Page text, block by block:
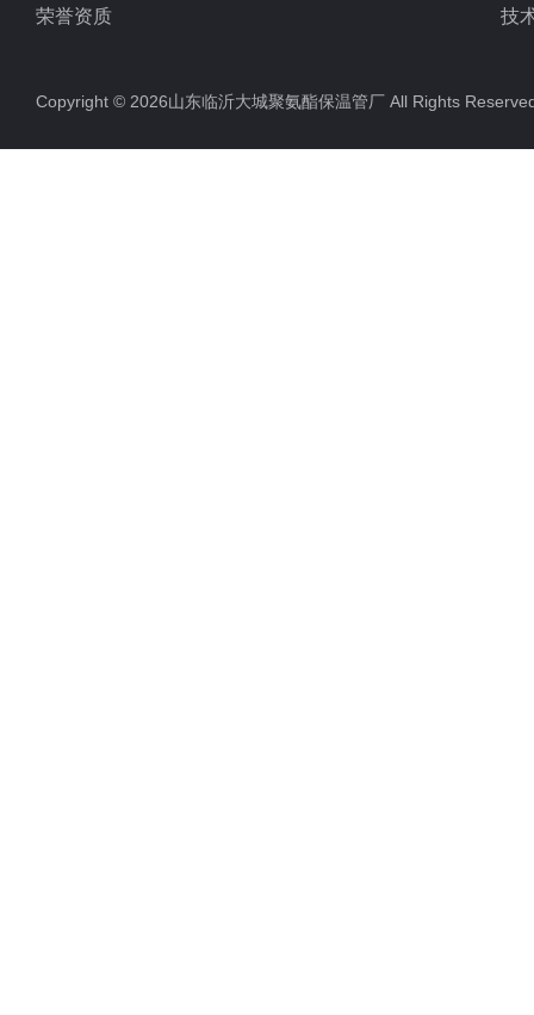
荣誉资质 技
Copyright © 2026山东临沂大城聚氨酯保温管厂 All Rights